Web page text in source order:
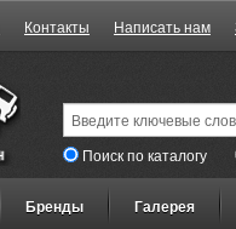
Контакты Написать нам
Поиск по каталогу
Бренды Галерея